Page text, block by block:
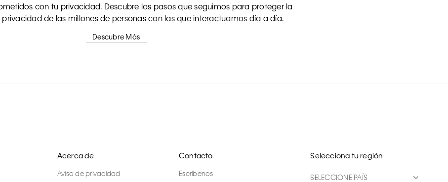
con tu privacidad. Descubre los pasos que seguimos para proteger la
de las millones de personas con las que interactuamos día a día.
Descubre Más
Acerca de
Aviso de privacidad
Contacto
Escríbenos
Selecciona tu región
SELECCIONE PAÍS